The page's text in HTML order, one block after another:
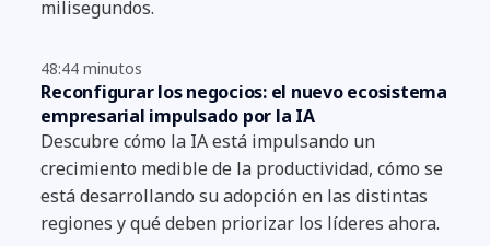
milisegundos.
48:44 minutos
Reconfigurar los negocios: el nuevo ecosistema
empresarial impulsado por la IA
Descubre cómo la IA está impulsando un
crecimiento medible de la productividad, cómo se
está desarrollando su adopción en las distintas
regiones y qué deben priorizar los líderes ahora.